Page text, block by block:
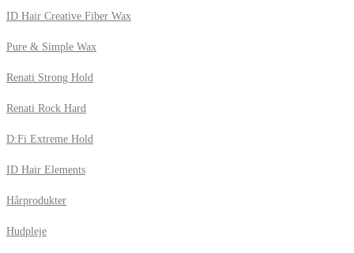
ID Hair Creative Fiber Wax
Pure & Simple Wax
Renati Strong Hold
Renati Rock Hard
D:Fi Extreme Hold
ID Hair Elements
Hårprodukter
Hudpleje